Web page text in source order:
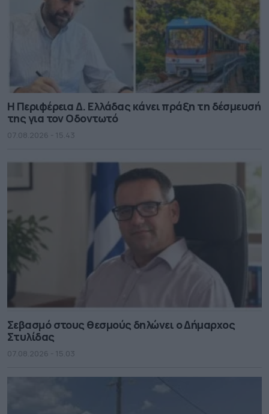
Η Περιφέρεια Δ. Ελλάδας κάνει πράξη τη δέσμευσή
της για τον Οδοντωτό
07.08.2026 - 15.43
Σεβασμό στους θεσμούς δηλώνει ο Δήμαρχος
Στυλίδας
07.08.2026 - 15.03